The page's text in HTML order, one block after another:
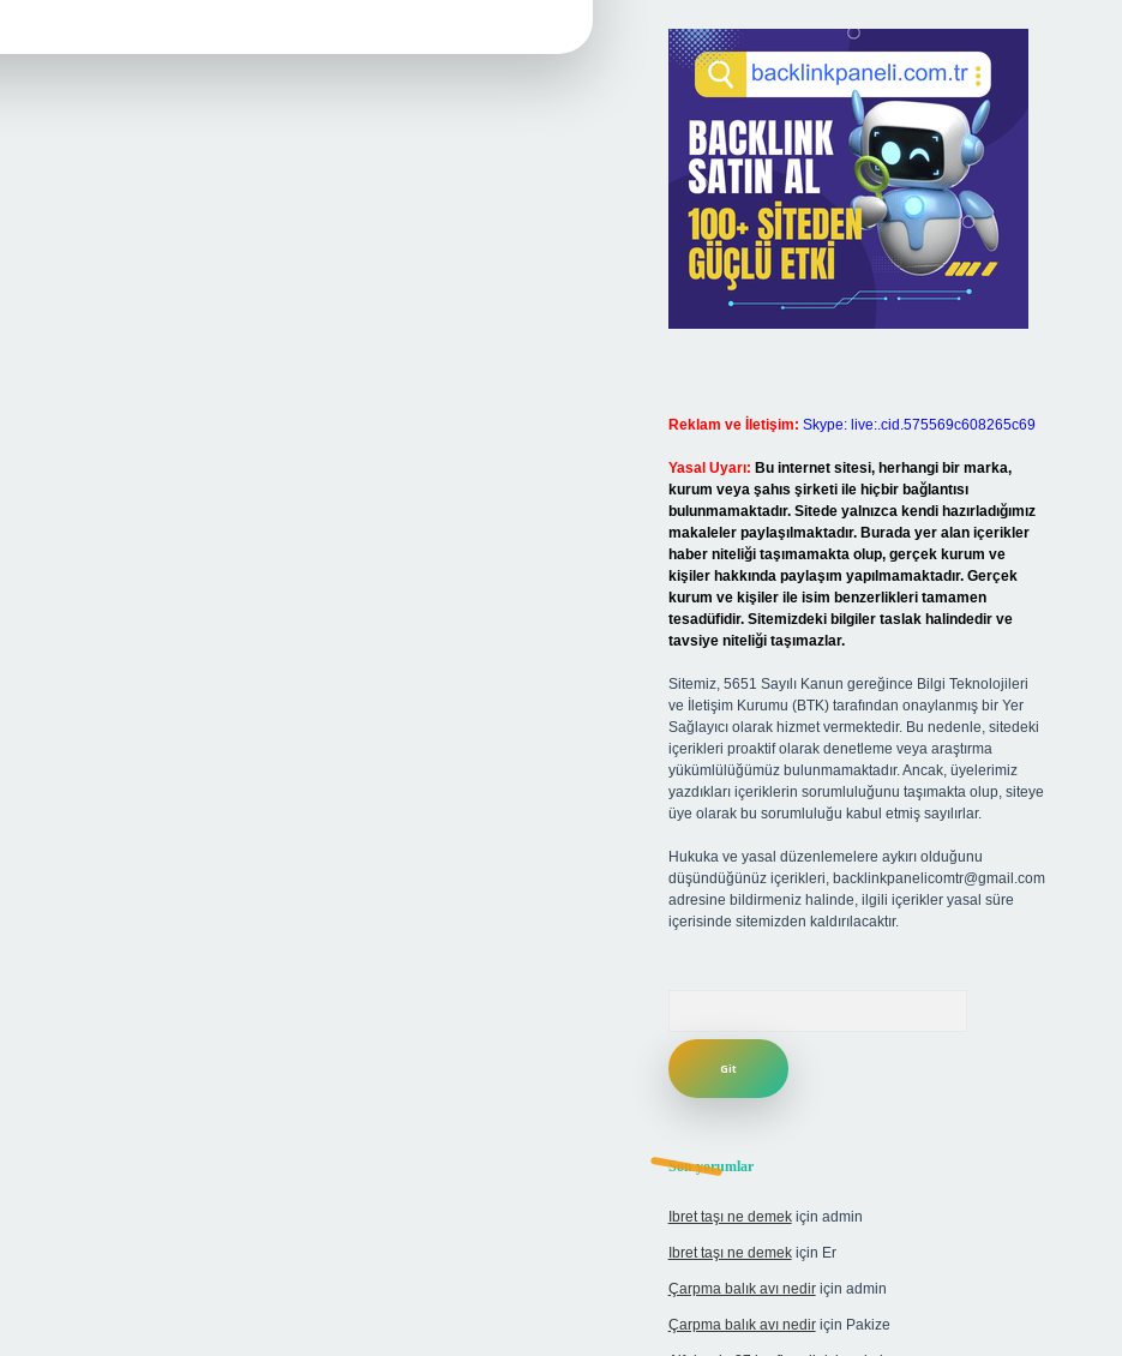
Reklam ve İletişim: Skype: live:.cid.575569c608265c69
Yasal Uyarı: Bu internet sitesi, herhangi bir marka,
kurum veya şahıs şirketi ile hiçbir bağlantısı
bulunmamaktadır. Sitede yalnızca kendi hazırladığımız
makaleler paylaşılmaktadır. Burada yer alan içerikler
haber niteliği taşımamakta olup, gerçek kurum ve
kişiler hakkında paylaşım yapılmamaktadır. Gerçek
kurum ve kişiler ile isim benzerlikleri tamamen
tesadüfidir. Sitemizdeki bilgiler taslak halindedir ve
tavsiye niteliği taşımazlar.
Sitemiz, 5651 Sayılı Kanun gereğince Bilgi Teknolojileri
ve İletişim Kurumu (BTK) tarafından onaylanmış bir Yer
Sağlayıcı olarak hizmet vermektedir. Bu nedenle, sitedeki
içerikleri proaktif olarak denetleme veya araştırma
yükümlülüğümüz bulunmamaktadır. Ancak, üyelerimiz
yazdıkları içeriklerin sorumluluğunu taşımakta olup, siteye
üye olarak bu sorumluluğu kabul etmiş sayılırlar.
Hukuka ve yasal düzenlemelere aykırı olduğunu
düşündüğünüz içerikleri, backlinkpanelicomtr@gmail.com
adresine bildirmeniz halinde, ilgili içerikler yasal süre
içerisinde sitemizden kaldırılacaktır.
Son yorumlar
Ibret taşı ne demekiçin admin
Ibret taşı ne demekiçin Er
Çarpma balık avı nediriçin admin
Çarpma balık avı nediriçin Pakize